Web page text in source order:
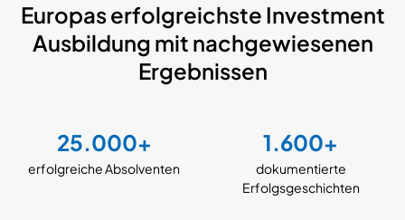
Europas erfolgreichste Investment
Ausbildung mit nachgewiesenen
Ergebnissen
25.000+
erfolgreiche Absolventen
1.600+
dokumentierte
Erfolgsgeschichten